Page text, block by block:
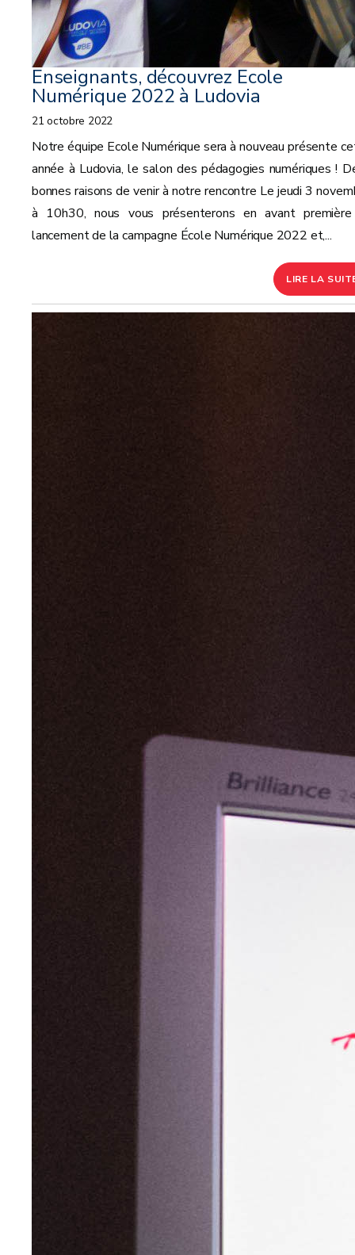
Enseignants, découvrez Ecole
Numérique 2022 à Ludovia
21 octobre 2022
Notre équipe Ecole Numérique sera à nouveau présente
année à Ludovia, le salon des pédagogies numériques !
bonnes raisons de venir à notre rencontre Le jeudi 3
à 10h30, nous vous présenterons en avant
lancement de la campagne École Numérique 2022 et,...
LIRE LA